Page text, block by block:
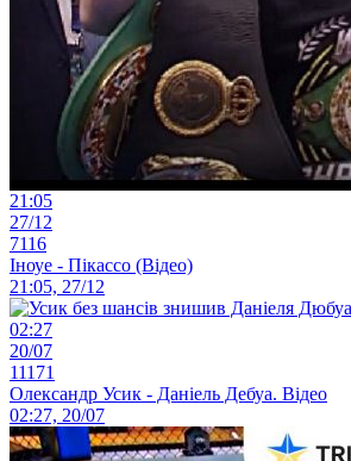
21:05
27/12
7116
Іноуе - Пікассо (Відео)
21:05, 27/12
02:27
20/07
11171
Олександр Усик - Даніель Дебуа. Відео
02:27, 20/07